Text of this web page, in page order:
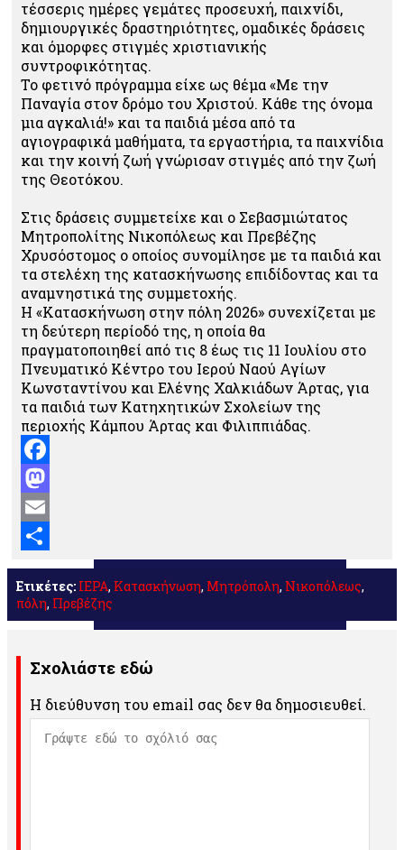
τέσσερις ημέρες γεμάτες προσευχή, παιχνίδι,
δημιουργικές δραστηριότητες, ομαδικές δράσεις
και όμορφες στιγμές χριστιανικής
συντροφικότητας.
Το φετινό πρόγραμμα είχε ως θέμα «Με την
Παναγία στον δρόμο του Χριστού. Κάθε της όνομα
μια αγκαλιά!» και τα παιδιά μέσα από τα
αγιογραφικά μαθήματα, τα εργαστήρια, τα παιχνίδια
και την κοινή ζωή γνώρισαν στιγμές από την ζωή
της Θεοτόκου.
Στις δράσεις συμμετείχε και ο Σεβασμιώτατος
Μητροπολίτης Νικοπόλεως και Πρεβέζης
Χρυσόστομος ο οποίος συνομίλησε με τα παιδιά και
τα στελέχη της κατασκήνωσης επιδίδοντας και τα
αναμνηστικά της συμμετοχής.
Η «Κατασκήνωση στην πόλη 2026» συνεχίζεται με
τη δεύτερη περίοδό της, η οποία θα
πραγματοποιηθεί από τις 8 έως τις 11 Ιουλίου στο
Πνευματικό Κέντρο του Ιερού Ναού Αγίων
Κωνσταντίνου και Ελένης Χαλκιάδων Άρτας, για
τα παιδιά των Κατηχητικών Σχολείων της
περιοχής Κάμπου Άρτας και Φιλιππιάδας.
Facebook
Mastodon
Email
Μοιραστείτε
Ετικέτες: ΙΕΡΑ, Κατασκήνωση, Μητρόπολη, Νικοπόλεως,
πόλη, Πρεβέζης
Σχολιάστε εδώ
Η διεύθυνση του email σας δεν θα δημοσιευθεί.